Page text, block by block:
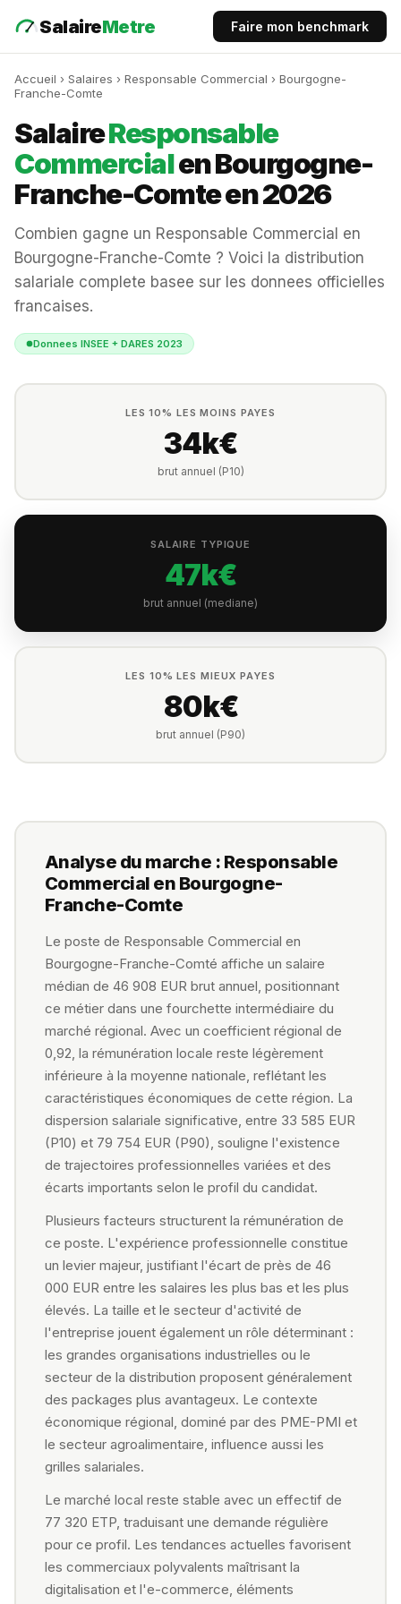
SalaireMetre Faire mon benchmark
Accueil › Salaires › Responsable Commercial › Bourgogne-
Franche-Comte
SalaireResponsable
Commercialen Bourgogne-
Franche-Comte en 2026
Combien gagne un Responsable Commercial en
Bourgogne-Franche-Comte ? Voici la distribution
salariale complete basee sur les donnees officielles
francaises.
Donnees INSEE + DARES 2023
LES 10% LES MOINS PAYES
34k€
brut annuel (P10)
SALAIRE TYPIQUE
47k€
brut annuel (mediane)
LES 10% LES MIEUX PAYES
80k€
brut annuel (P90)
Analyse du marche : Responsable
Commercial en Bourgogne-
Franche-Comte
Le poste de Responsable Commercial en
Bourgogne-Franche-Comté affiche un salaire
médian de 46 908 EUR brut annuel, positionnant
ce métier dans une fourchette intermédiaire du
marché régional. Avec un coefficient régional de
0,92, la rémunération locale reste légèrement
inférieure à la moyenne nationale, reflétant les
caractéristiques économiques de cette région. La
dispersion salariale significative, entre 33 585 EUR
(P10) et 79 754 EUR (P90), souligne l'existence
de trajectoires professionnelles variées et des
écarts importants selon le profil du candidat.
Plusieurs facteurs structurent la rémunération de
ce poste. L'expérience professionnelle constitue
un levier majeur, justifiant l'écart de près de 46
000 EUR entre les salaires les plus bas et les plus
élevés. La taille et le secteur d'activité de
l'entreprise jouent également un rôle déterminant :
les grandes organisations industrielles ou le
secteur de la distribution proposent généralement
des packages plus avantageux. Le contexte
économique régional, dominé par des PME-PMI et
le secteur agroalimentaire, influence aussi les
grilles salariales.
Le marché local reste stable avec un effectif de
77 320 ETP, traduisant une demande régulière
pour ce profil. Les tendances actuelles favorisent
les commerciaux polyvalents maîtrisant la
digitalisation et l'e-commerce, éléments